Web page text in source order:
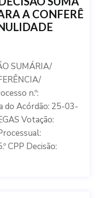
A CONFERÊ
SUMÁRIA/
n.º:
do Acórdão: 25-03-
Votação:
CPP Decisão: